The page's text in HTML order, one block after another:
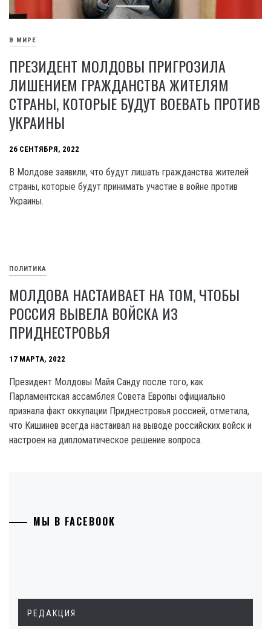
В МИРЕ
ПРЕЗИДЕНТ МОЛДОВЫ ПРИГРОЗИЛА
ЛИШЕНИЕМ ГРАЖДАНСТВА ЖИТЕЛЯМ
СТРАНЫ, КОТОРЫЕ БУДУТ ВОЕВАТЬ ПРОТИВ
УКРАИНЫ
26 СЕНТЯБРЯ, 2022
В Молдове заявили, что будут лишать гражданства жителей
страны, которые будут принимать участие в войне против
Украины.
ПОЛИТИКА
МОЛДОВА НАСТАИВАЕТ НА ТОМ, ЧТОБЫ
РОССИЯ ВЫВЕЛА ВОЙСКА ИЗ
ПРИДНЕСТРОВЬЯ
17 МАРТА, 2022
Президент Молдовы Майя Санду после того, как
Парламентская ассамблея Совета Европы официально
признала факт оккупации Приднестровья россией, отметила,
что Кишинев всегда настаивал на выводе российских войск и
настроен на дипломатическое решение вопроса.
МЫ В FACEBOOK
РЕДАКЦИЯ